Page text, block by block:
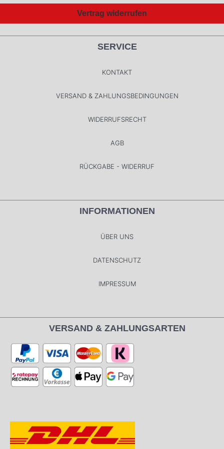
Vertrag widerrufen
SERVICE
KONTAKT
VERSAND & ZAHLUNGSBEDINGUNGEN
WIDERRUFSRECHT
AGB
RÜCKGABE - WIDERRUF
INFORMATIONEN
ÜBER UNS
DATENSCHUTZ
IMPRESSUM
VERSAND & ZAHLUNGSARTEN